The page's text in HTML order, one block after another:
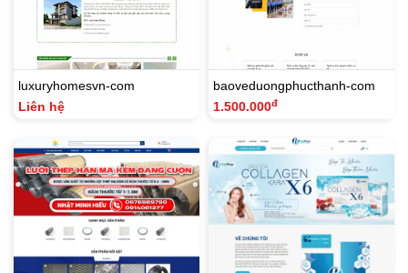
luxuryhomesvn-com
Liên hệ
baoveduongphucthanh-com
1.500.000đ